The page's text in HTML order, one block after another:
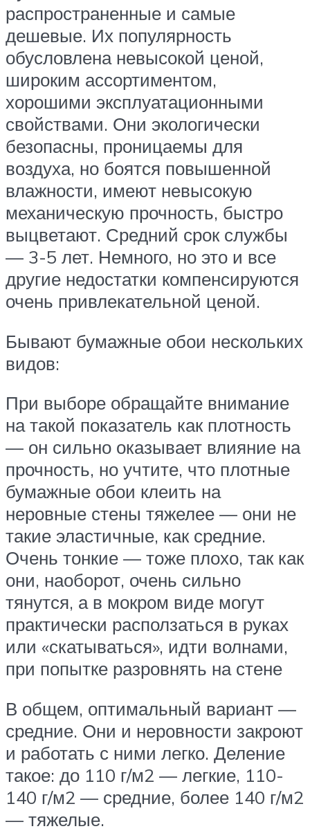
распространенные и самые
дешевые. Их популярность
обусловлена невысокой ценой,
широким ассортиментом,
хорошими эксплуатационными
свойствами. Они экологически
безопасны, проницаемы для
воздуха, но боятся повышенной
влажности, имеют невысокую
механическую прочность, быстро
выцветают. Средний срок службы
— 3-5 лет. Немного, но это и все
другие недостатки компенсируются
очень привлекательной ценой.
Бывают бумажные обои нескольких
видов:
При выборе обращайте внимание
на такой показатель как плотность
— он сильно оказывает влияние на
прочность, но учтите, что плотные
бумажные обои клеить на
неровные стены тяжелее — они не
такие эластичные, как средние.
Очень тонкие — тоже плохо, так как
они, наоборот, очень сильно
тянутся, а в мокром виде могут
практически расползаться в руках
или «скатываться», идти волнами,
при попытке разровнять на стене
В общем, оптимальный вариант —
средние. Они и неровности закроют
и работать с ними легко. Деление
такое: до 110 г/м2 — легкие, 110-
140 г/м2 — средние, более 140 г/м2
— тяжелые.